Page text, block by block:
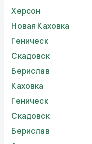
Херсон
Новая Каховка
Геническ
Скадовск
Берислав
Каховка
Геническ
Скадовск
Берислав